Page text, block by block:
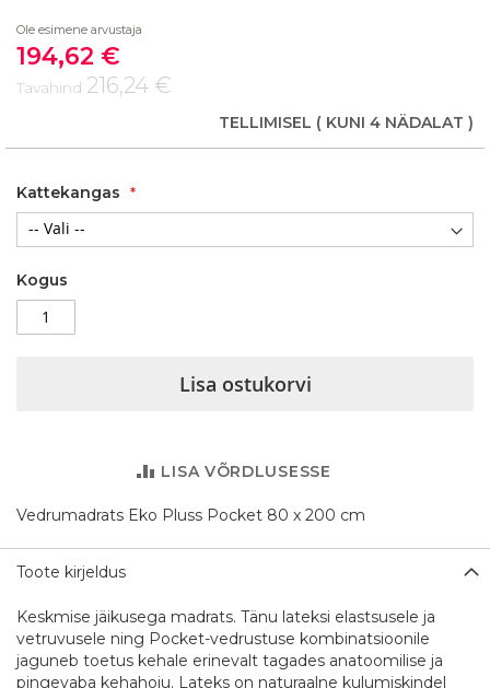
of
the
images
gallery
Ole esimene arvustaja
Soodushind
194,62 €
Tavahind 216,24 €
TELLIMISEL ( KUNI 4 NÄDALAT )
Kattekangas
Kogus
Lisa ostukorvi
LISA VÕRDLUSESSE
Vedrumadrats Eko Pluss Pocket 80 x 200 cm
Toote kirjeldus
Keskmise jäikusega madrats. Tänu lateksi elastsusele ja
vetruvusele ning Pocket-vedrustuse kombinatsioonile
jaguneb toetus kehale erinevalt tagades anatoomilise ja
pingevaba kehahoiu. Lateks on naturaalne kulumiskindel